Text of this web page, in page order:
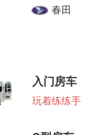
春田
入门房车
玩着练练手